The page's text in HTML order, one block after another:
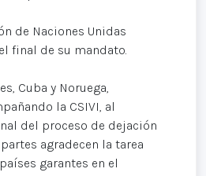
de Naciones Unidas
final de su mandato.
Cuba y Noruega,
la CSIVI, al
del proceso de dejación
agradecen la tarea
garantes en el